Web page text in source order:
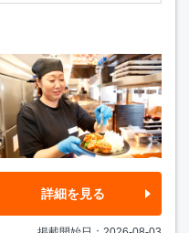
詳細を見る